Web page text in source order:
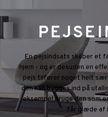
En pejsindsats skaber et
hjem - og er desuden en
pejs tilfører noget helt
den kan bygges ind på
eksempel bruge den som
får glæde af